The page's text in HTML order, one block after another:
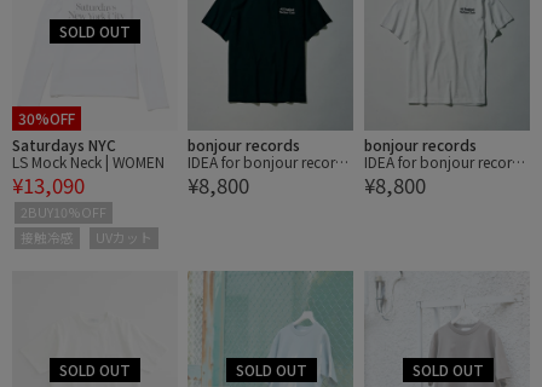
30%OFF
Saturdays NYC
LS Mock Neck | WOMEN
¥13,090
2BUY10%OFF
接触冷感
UVカット
bonjour records
IDEA for bonjour records
Exclusive ALL ENGLAND
TECHNO CLUB - エクス
¥8,800
bonjour records
IDEA for bonjour records
Exclusive ALL ENGLAND
TECHNO CLUB - エクス
¥8,800